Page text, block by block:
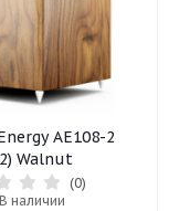
AE108-2
Walnut
(0)
В наличии